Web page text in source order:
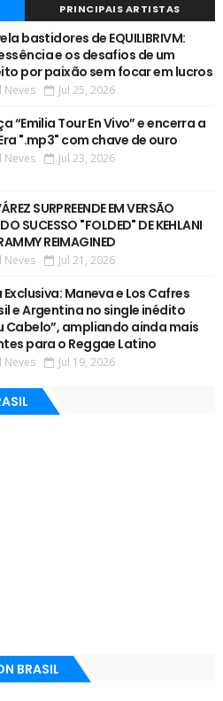
PRINCIPAIS ARTISTAS
bastidores de EQUILIBRIVM:
e os desafios de um
por paixão sem focar em lucros
Neves Jul 25, 2026
“Emilia Tour En Vivo” e encerra a
".mp3" com chave de ouro
Neves Jul 23, 2026
SURPREENDE EM VERSÃO
SUCESSO "FOLDED" DE KEHLANI
REIMAGINED
Neves Jul 21, 2026
Maneva e Los Cafres
e Argentina no single inédito
Cabelo”, ampliando ainda mais
para o Reggae Latino
Neves Jul 19, 2026
BRASIL